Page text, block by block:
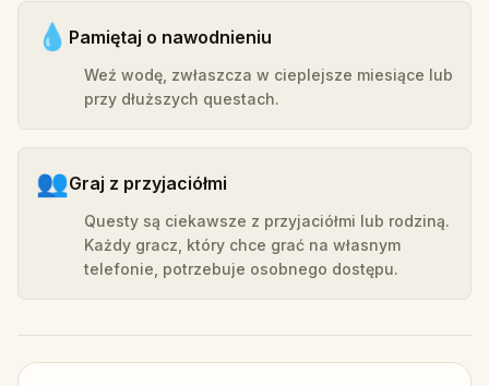
💧 Pamiętaj o nawodnieniu
Weź wodę, zwłaszcza w cieplejsze miesiące lub
przy dłuższych questach.
👥Graj z przyjaciółmi
Questy są ciekawsze z przyjaciółmi lub rodziną.
Każdy gracz, który chce grać na własnym
telefonie, potrzebuje osobnego dostępu.